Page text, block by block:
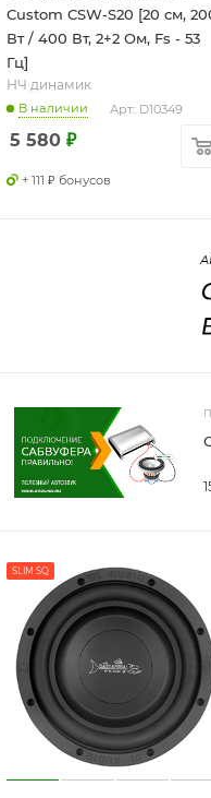
Custom CSW-S20 [20 см,
Вт / 400 Вт, 2+2 Ом, Fs - 53
Гц]
НЧ динамик
В наличии Арт.: D10349
5 580 ₽
+ 111 ₽ бонусов
SLIM SQ